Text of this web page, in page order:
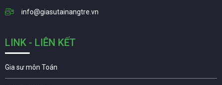
info@giasutainangtre.vn
LINK - LIÊN KẾT
Gia sư môn Toán